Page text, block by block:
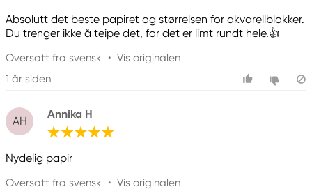
Absolutt det beste papiret og størrelsen for akvarellblokker.
Du trenger ikke å teipe det, for det er limt rundt hele.👍
Oversatt fra svensk • Vis originalen
1 år siden
AH
Annika H
Nydelig papir
Oversatt fra svensk • Vis originalen